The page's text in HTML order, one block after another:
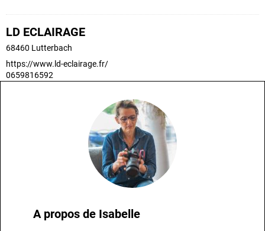
LD ECLAIRAGE
68460 Lutterbach
https://www.ld-eclairage.fr/
0659816592
A propos de Isabelle